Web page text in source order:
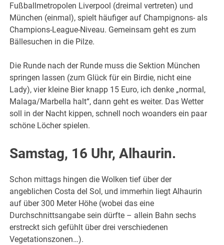
Fußballmetropolen Liverpool (dreimal vertreten) und
München (einmal), spielt häufiger auf Champignons- als
Champions-League-Niveau. Gemeinsam geht es zum
Bällesuchen in die Pilze.
Die Runde nach der Runde muss die Sektion München
springen lassen (zum Glück für ein Birdie, nicht eine
Lady), vier kleine Bier knapp 15 Euro, ich denke „normal,
Malaga/Marbella halt“, dann geht es weiter. Das Wetter
soll in der Nacht kippen, schnell noch woanders ein paar
schöne Löcher spielen.
Samstag, 16 Uhr, Alhaurin.
Schon mittags hingen die Wolken tief über der
angeblichen Costa del Sol, und immerhin liegt Alhaurin
auf über 300 Meter Höhe (wobei das eine
Durchschnittsangabe sein dürfte – allein Bahn sechs
erstreckt sich gefühlt über drei verschiedenen
Vegetationszonen…).